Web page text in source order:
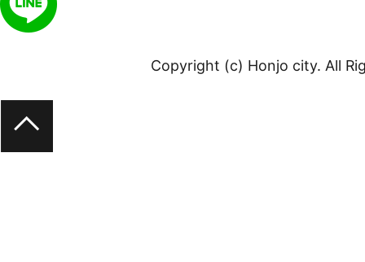
Copyright (c) Honjo city. All